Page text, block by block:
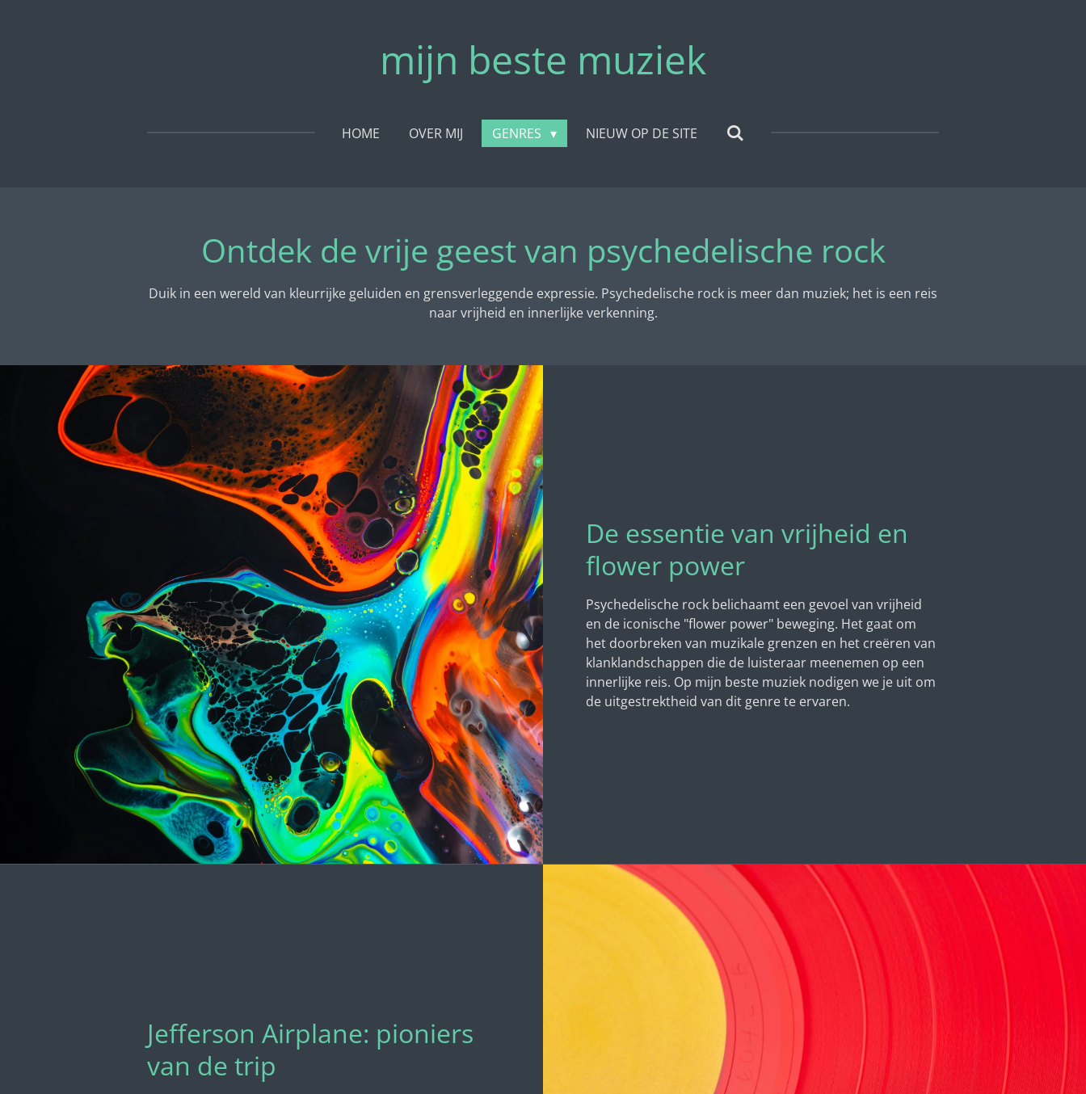
mijn beste muziek
HOME OVER MIJ GENRES NIEUW OP DE SITE
Ontdek de vrije geest van psychedelische rock
Duik in een wereld van kleurrijke geluiden en grensverleggende expressie. Psychedelische rock is meer dan muziek; het is een reis
naar vrijheid en innerlijke verkenning.
De essentie van vrijheid en
flower power
Psychedelische rock belichaamt een gevoel van vrijheid
en de iconische "flower power" beweging. Het gaat om
het doorbreken van muzikale grenzen en het creëren van
klanklandschappen die de luisteraar meenemen op een
innerlijke reis. Op mijn beste muziek nodigen we je uit om
de uitgestrektheid van dit genre te ervaren.
Jefferson Airplane: pioniers
van de trip